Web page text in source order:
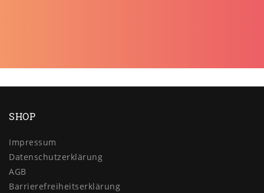
SHOP
Impressum
Daten­schutz­erklärung
AGB
Barrierefreiheitserklärung